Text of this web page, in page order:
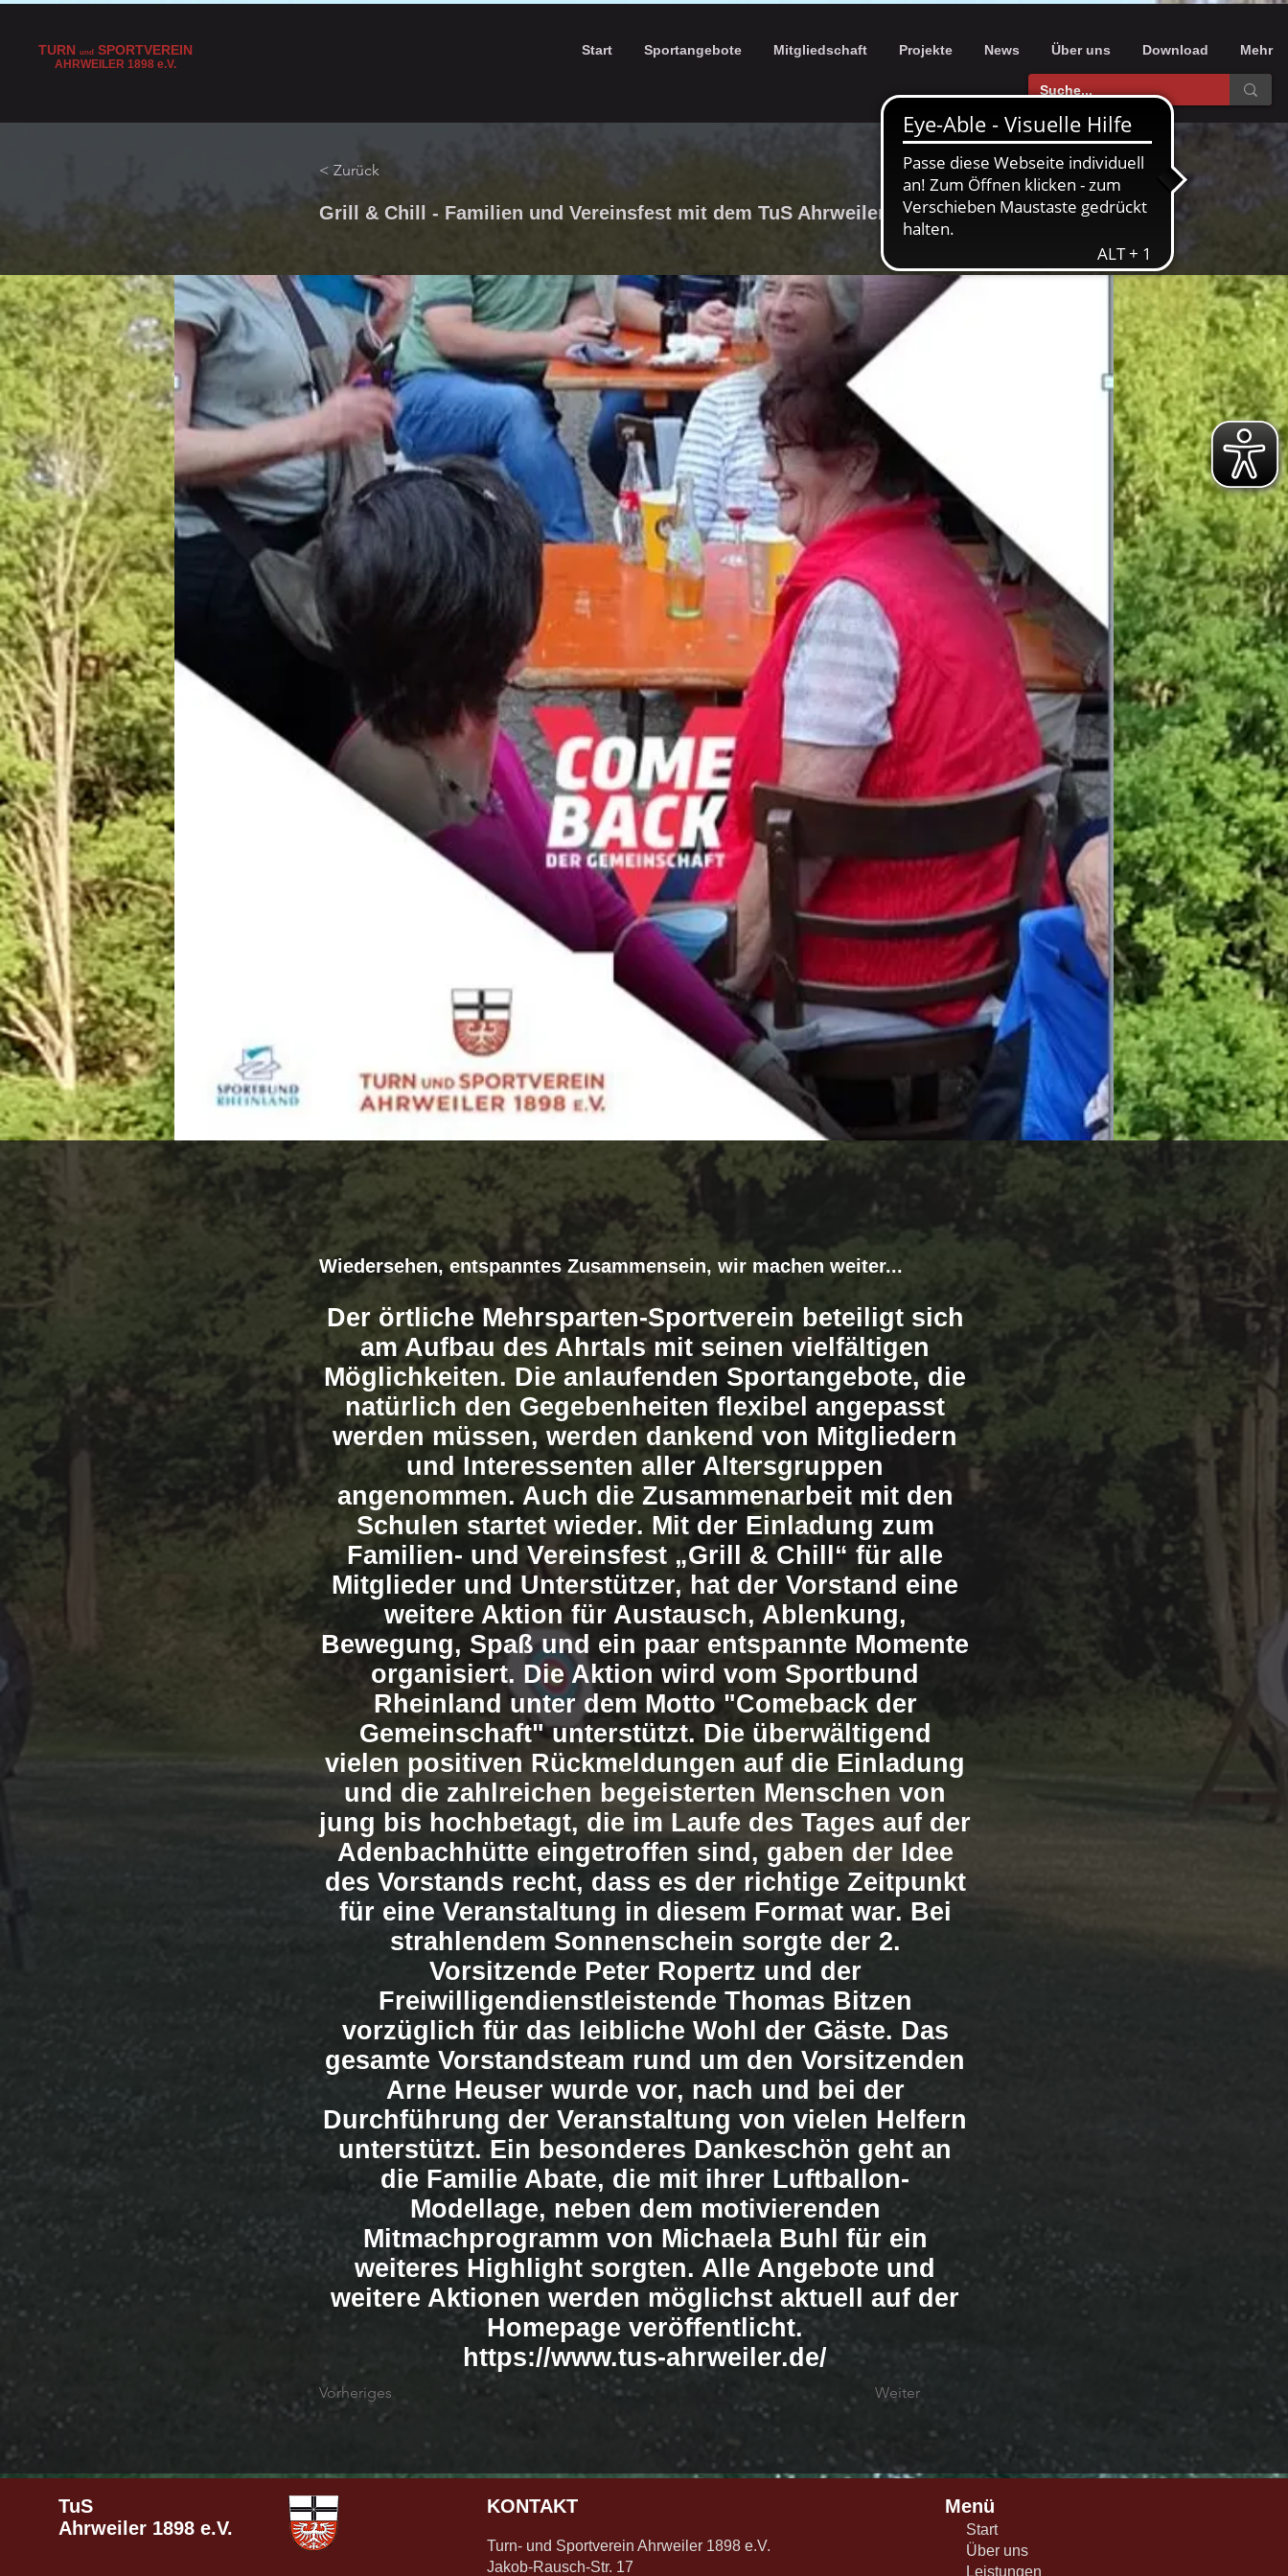
TURN undSPORTVEREIN
AHRWEILER 1898 e.V.
Start Sportangebote Mitgliedschaft Projekte News Über uns Download Mehr
< Zurück
Grill & Chill - Familien und Vereinsfest mit dem TuS Ahrweiler
Wiedersehen, entspanntes Zusammensein, wir machen weiter...
Der örtliche Mehrsparten-Sportverein beteiligt sich
am Aufbau des Ahrtals mit seinen vielfältigen
Möglichkeiten. Die anlaufenden Sportangebote, die
natürlich den Gegebenheiten flexibel angepasst
werden müssen, werden dankend von Mitgliedern
und Interessenten aller Altersgruppen
angenommen. Auch die Zusammenarbeit mit den
Schulen startet wieder. Mit der Einladung zum
Familien- und Vereinsfest „Grill & Chill“ für alle
Mitglieder und Unterstützer, hat der Vorstand eine
weitere Aktion für Austausch, Ablenkung,
Bewegung, Spaß und ein paar entspannte Momente
organisiert. Die Aktion wird vom Sportbund
Rheinland unter dem Motto "Comeback der
Gemeinschaft" unterstützt. Die überwältigend
vielen positiven Rückmeldungen auf die Einladung
und die zahlreichen begeisterten Menschen von
jung bis hochbetagt, die im Laufe des Tages auf der
Adenbachhütte eingetroffen sind, gaben der Idee
des Vorstands recht, dass es der richtige Zeitpunkt
für eine Veranstaltung in diesem Format war. Bei
strahlendem Sonnenschein sorgte der 2.
Vorsitzende Peter Ropertz und der
Freiwilligendienstleistende Thomas Bitzen
vorzüglich für das leibliche Wohl der Gäste. Das
gesamte Vorstandsteam rund um den Vorsitzenden
Arne Heuser wurde vor, nach und bei der
Durchführung der Veranstaltung von vielen Helfern
unterstützt. Ein besonderes Dankeschön geht an
die Familie Abate, die mit ihrer Luftballon-
Modellage, neben dem motivierenden
Mitmachprogramm von Michaela Buhl für ein
weiteres Highlight sorgten. Alle Angebote und
weitere Aktionen werden möglichst aktuell auf der
Homepage veröffentlicht.
https://www.tus-ahrweiler.de/
Vorheriges Weiter
TuS
Ahrweiler 1898 e.V.
KONTAKT
Turn- und Sportverein Ahrweiler 1898 e.V.
Jakob-Rausch-Str. 17
Menü
Start
Über uns
Leistungen